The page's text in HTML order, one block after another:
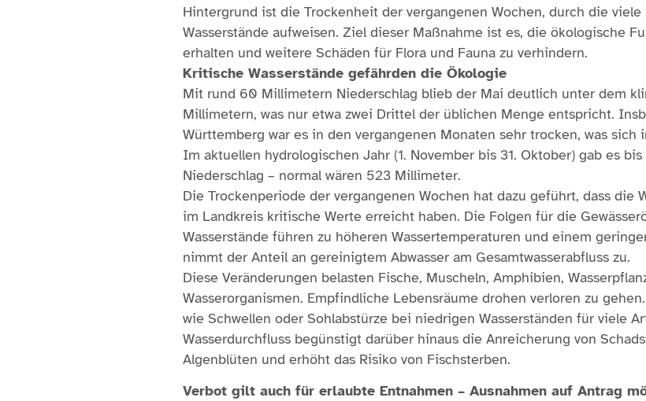
Hintergrund ist die Trockenheit der vergangenen Wochen, durch die
Wasserstände aufweisen. Ziel dieser Maßnahme ist es, die ökologische
erhalten und weitere Schäden für Flora und Fauna zu verhindern.
Kritische Wasserstände gefährden die Ökologie
Mit rund 60 Millimetern Niederschlag blieb der Mai deutlich unter dem
Millimetern, was nur etwa zwei Drittel der üblichen Menge entspricht.
Württemberg war es in den vergangenen Monaten sehr trocken, was
Im aktuellen hydrologischen Jahr (1. November bis 31. Oktober) gab es
Niederschlag – normal wären 523 Millimeter.
Die Trockenperiode der vergangenen Wochen hat dazu geführt, dass die
im Landkreis kritische Werte erreicht haben. Die Folgen für die
Wasserstände führen zu höheren Wassertemperaturen und einem
nimmt der Anteil an gereinigtem Abwasser am Gesamtwasserabfluss zu.
Diese Veränderungen belasten Fische, Muscheln, Amphibien,
Wasserorganismen. Empfindliche Lebensräume drohen verloren zu
wie Schwellen oder Sohlabstürze bei niedrigen Wasserständen für viele
Wasserdurchfluss begünstigt darüber hinaus die Anreicherung von
Algenblüten und erhöht das Risiko von Fischsterben.
Verbot gilt auch für erlaubte Entnahmen – Ausnahmen auf Antrag